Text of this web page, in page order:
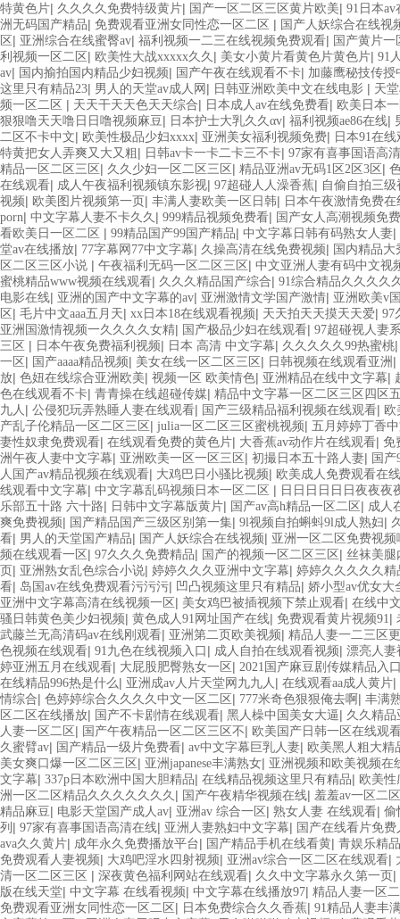
特黄色片| 久久久久免费特级黄片| 国产一区二区三区黄片欧美| 91日本
洲无码国产精品| 免费观看亚洲女同性恋一区二区 | 国产人妖综合在线视
区 | 亚洲综合在线蜜臀av| 福利视频一二三在线视频免费观看| 国产黄片
利视频一区二区 | 欧美性大战xxxxx久久 | 美女小黄片看黄色片黄色片| 91
av| 国内揄拍国内精品少妇视频| 国产午夜在线观看不卡| 加藤鹰秘技传授
这里只有精品23| 男人的天堂av成人网 | 日韩亚洲欧美中文在线电影 | 天
频一区二区 | 天天干天天色天天综合| 日本成人av在线免费看| 欧美日本
狠狠噜天天噜日日噜视频麻豆| 日本护士大乳久久αv| 福利视频ae86在线|
二区不卡中文| 欧美性极品少妇xxxx| 亚洲美女福利视频免费| 日本91在
特黄把女人弄爽又大又粗 | 日韩av卡一卡二卡三不卡| 97家有喜事国语高
精品一区二区三区 | 久久少妇一区二区三区 | 精品亚洲av无码1区2区3区 |
在线观看| 成人午夜福利视频镇东影视| 97超碰人人澡香蕉| 自偷自拍三
视频| 欧美图片视频第一页 | 丰满人妻欧美一区日韩| 日本午夜激情免费在
porn| 中文字幕人妻不卡久久 | 999精品视频免费看| 国产女人高潮视频免
看欧美日一区二区 | 99精品国产99国产精品| 中文字幕日韩有码熟女人妻|
堂av在线播放| 77字幕网77中文字幕| 久操高清在线免费视频| 国内精品
区二区三区小说 | 午夜福利无码一区二区三区 | 中文亚洲人妻有码中文视
蜜桃精品www视频在线观看| 久久久精品国产综合| 91综合精品久久久久
电影在线| 亚洲的国产中文字幕的av| 亚洲激情文学国产激情| 亚洲欧美v
区 | 毛片中文aaa五月天| xx日本18在线观看视频| 天天拍天天摸天天爱| 97
亚洲国激情视频一久久久久女精| 国产极品少妇在线观看| 97超碰视人妻
三区 | 日本午夜免费福利视频| 日本 高清 中文字幕| 久久久久久99热蜜桃
一区 | 国产aaaa精品视频| 美女在线一区二区三区 | 日韩视频在线观看亚洲 |
放| 色妞在线综合亚洲欧美| 视频一区 欧美情色| 亚洲精品在线中文字幕|
色在线观看不卡| 青青操在线超碰传媒| 精品中文字幕一区二区三区四区
九人 | 公侵犯玩弄熟睡人妻在线观看| 国产三级精品福利视频在线观看| 欧
产乱子伦精品一区二区三区 | julia一区二区三区蜜桃视频| 五月婷婷丁香
妻性奴隶免费观看| 在线观看免费的黄色片| 大香蕉av动作片在线观看| 免
洲午夜人妻中文字幕| 亚洲欧美一区一区三区 | 初撮日本五十路人妻| 国
人国产av精品视频在线观看| 大鸡巴日小骚比视频| 欧美成人免费观看在
线观看中文字幕| 中文字幕乱码视频日本一区二区 | 日日日日日日夜夜夜
乐部五十路 六十路| 日韩中文字幕版黄片| 国产av高h精品一区二区 | 成人
爽免费视频| 国产精品国产三级区别第一集| 9l视频自拍蝌蚪9l成人熟妇|
看| 男人的天堂国产精品| 国产人妖综合在线视频| 亚洲一区二区免费视频
频在线观看一区 | 97久久久免费精品| 国产的视频一区二区三区 | 丝袜美腿
页 | 亚洲熟女乱色综合小说| 婷婷久久久亚洲中文字幕| 婷婷久久久久久精
看| 岛国av在线免费观看污污污| 凹凸视频这里只有精品| 娇小型av优女大
亚洲中文字幕高清在线视频一区 | 美女鸡巴被插视频下禁止观看| 在线中
骚日韩黄色美少妇视频| 黄色成人91网址国产在线| 免费观看黄片视频91|
武藤兰无高清码av在线刚观看| 亚洲第二页欧美视频| 精品人妻一二三区
色视频在线观看| 91九色在线视频入口 | 成人自拍在线观看视频| 漂亮人妻
婷亚洲五月在线观看| 大屁股肥臀熟女一区 | 2021国产麻豆剧传媒精品入
在线精品996热是什么| 亚洲成av人片天堂网九九人 | 在线观看aa成人黄片|
情综合| 色婷婷综合久久久久中文一区二区 | 777米奇色狠狠俺去啊 | 丰满
区二区在线播放| 国产不卡剧情在线观看| 黑人橾中国美女大逼 | 久久精
人妻一区二区 | 国产午夜精品一区二区三区不| 欧美国产日韩一区在线观
久蜜臂av| 国产精品一级片免费看| av中文字幕巨乳人妻| 欧美黑人粗大精
美女爽口爆一区二区三区 | 亚洲japanese丰满熟女| 亚洲视频和欧美视频在
文字幕| 337p日本欧洲中国大胆精品| 在线精品视频这里只有精品| 欧美
洲一区二区精品久久久久久久久 | 国产午夜精华视频在线| 羞羞av一区二
精品麻豆| 电影天堂国产成人av| 亚洲av 综合一区 | 熟女人妻 在线观看| 偷
列 | 97家有喜事国语高清在线| 亚洲人妻熟妇中文字幕| 国产在线看片免费
ava久久黄片| 成年永久免费播放平台| 国产精品手机在线看黄| 青娱乐精
免费观看人妻视频| 大鸡吧淫水四射视频| 亚洲av综合一区二区在线观看|
清一区二区三区 | 深夜黄色福利网站在线观看| 久久中文字幕永久第一页 |
版在线天堂| 中文字幕 在线看视频| 中文字幕在线播放97| 精品人妻一区
免费观看亚洲女同性恋一区二区 | 日本免费综合久久香蕉| 91精品人妻丰